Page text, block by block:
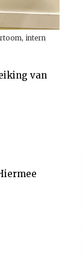
intern
van